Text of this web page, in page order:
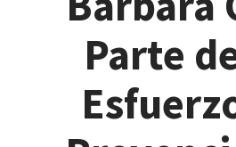
Parte